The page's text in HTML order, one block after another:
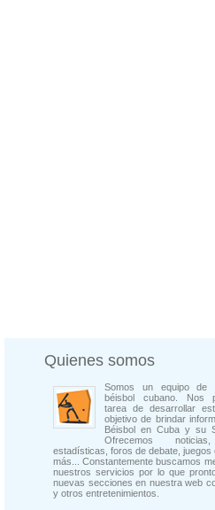
Quienes somos
Somos un equipo de
béisbol cubano. Nos
tarea de desarrollar
objetivo de brindar
Béisbol en Cuba y su
Ofrecemos
estadísticas, foros de debate, juegos
más... Constantemente buscamos
nuestros servicios por lo que
nuevas secciones en nuestra web
y otros entretenimientos.